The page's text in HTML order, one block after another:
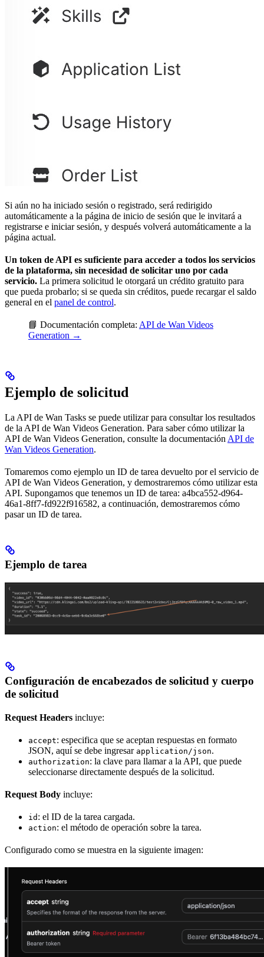
Si aún no ha iniciado sesión o registrado, será redirigido
automáticamente a la página de inicio de sesión que le invitará a
registrarse e iniciar sesión, y después volverá automáticamente a la
página actual.
Un token de API es suficiente para acceder a todos los servicios
de la plataforma, sin necesidad de solicitar uno por cada
servicio. La primera solicitud le otorgará un crédito gratuito para
que pueda probarlo; si se queda sin créditos, puede recargar el saldo
general en el panel de control.
📘 Documentación completa: API de Wan Videos
Generation →
Ejemplo de solicitud
La API de Wan Tasks se puede utilizar para consultar los resultados
de la API de Wan Videos Generation. Para saber cómo utilizar la
API de Wan Videos Generation, consulte la documentación API de
Wan Videos Generation.
Tomaremos como ejemplo un ID de tarea devuelto por el servicio de
API de Wan Videos Generation, y demostraremos cómo utilizar esta
API. Supongamos que tenemos un ID de tarea: a4bca552-d964-
46a1-8ff7-fd922f916582, a continuación, demostraremos cómo
pasar un ID de tarea.
Ejemplo de tarea
Configuración de encabezados de solicitud y cuerpo
de solicitud
Request Headers incluye:
accept: especifica que se aceptan respuestas en formato
JSON, aquí se debe ingresar application/json.
authorization: la clave para llamar a la API, que puede
seleccionarse directamente después de la solicitud.
Request Body incluye:
id : el ID de la tarea cargada.
action: el método de operación sobre la tarea.
Configurado como se muestra en la siguiente imagen: